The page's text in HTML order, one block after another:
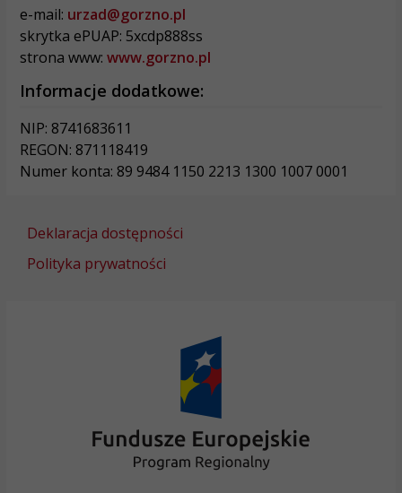
e-mail: urzad@gorzno.pl
skrytka ePUAP: 5xcdp888ss
strona www: www.gorzno.pl
Informacje dodatkowe:
NIP: 8741683611
REGON: 871118419
Numer konta: 89 9484 1150 2213 1300 1007 0001
Deklaracja dostępności
Polityka prywatności